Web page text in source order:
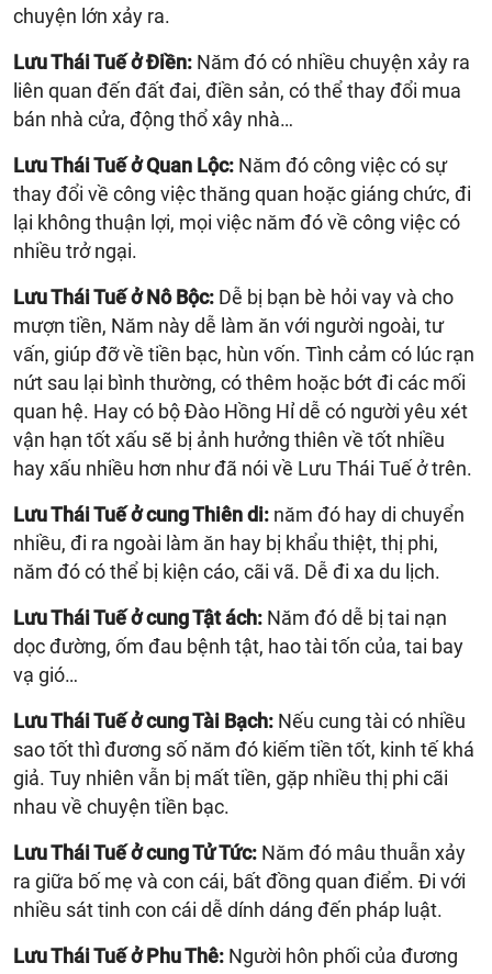
chuyện lớn xảy ra.
Lưu Thái Tuế ở Điền: Năm đó có nhiều chuyện xảy ra
liên quan đến đất đai, điền sản, có thể thay đổi mua
bán nhà cửa, động thổ xây nhà…
Lưu Thái Tuế ở Quan Lộc: Năm đó công việc có sự
thay đổi về công việc thăng quan hoặc giáng chức, đi
lại không thuận lợi, mọi việc năm đó về công việc có
nhiều trở ngại.
Lưu Thái Tuế ở Nô Bộc: Dễ bị bạn bè hỏi vay và cho
mượn tiền, Năm này dễ làm ăn với người ngoài, tư
vấn, giúp đỡ về tiền bạc, hùn vốn. Tình cảm có lúc rạn
nứt sau lại bình thường, có thêm hoặc bớt đi các mối
quan hệ. Hay có bộ Đào Hồng Hỉ dễ có người yêu xét
vận hạn tốt xấu sẽ bị ảnh hưởng thiên về tốt nhiều
hay xấu nhiều hơn như đã nói về Lưu Thái Tuế ở trên.
Lưu Thái Tuế ở cung Thiên di: năm đó hay di chuyển
nhiều, đi ra ngoài làm ăn hay bị khẩu thiệt, thị phi,
năm đó có thể bị kiện cáo, cãi vã. Dễ đi xa du lịch.
Lưu Thái Tuế ở cung Tật ách: Năm đó dễ bị tai nạn
dọc đường, ốm đau bệnh tật, hao tài tốn của, tai bay
vạ gió…
Lưu Thái Tuế ở cung Tài Bạch: Nếu cung tài có nhiều
sao tốt thì đương số năm đó kiếm tiền tốt, kinh tế khá
giả. Tuy nhiên vẫn bị mất tiền, gặp nhiều thị phi cãi
nhau về chuyện tiền bạc.
Lưu Thái Tuế ở cung Tử Tức: Năm đó mâu thuẫn xảy
ra giữa bố mẹ và con cái, bất đồng quan điểm. Đi với
nhiều sát tinh con cái dễ dính dáng đến pháp luật.
Lưu Thái Tuế ở Phu Thê: Người hôn phối của đương